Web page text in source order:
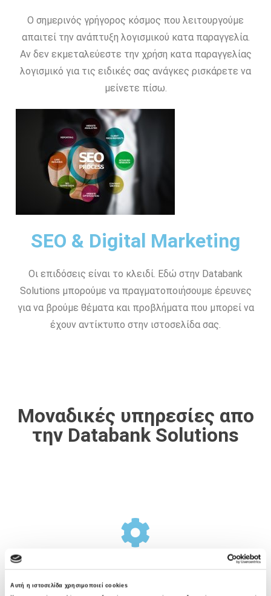
Αυτή η ιστοσελίδα χρησιμοποιεί cookies
Ο σημερινός γρήγορος κόσμος που λειτουργούμε
απαιτεί την ανάπτυξη λογισμικού κατα παραγγελία.
Αν δεν εκμεταλεύεστε την χρήση κατα παραγγελίας
λογισμικό για τις ειδικές σας ανάγκες ρισκάρετε να
μείνετε πίσω.
SEO & Digital Marketing
Οι επιδόσεις είναι το κλειδί. Εδώ στην Databank
Solutions μπορούμε να πραγματοποιήσουμε έρευνες
για να βρούμε θέματα και προβλήματα που μπορεί να
έχουν αντίκτυπο στην ιστοσελίδα σας.
Μοναδικές υπηρεσίες απο
την Databank Solutions
Σχεδιασμός Υποδομής
Η Databank Solutions προσφέρει μια ολοκληρωμένη